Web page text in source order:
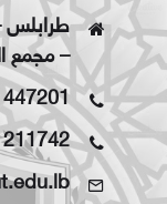
طرابلس
– مجمع
447201
211742